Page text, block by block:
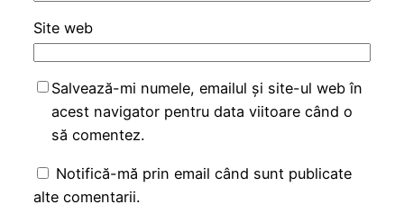
Site web
Salvează-mi numele, emailul și site-ul web în
acest navigator pentru data viitoare când o
să comentez.
Notifică-mă prin email când sunt publicate
alte comentarii.